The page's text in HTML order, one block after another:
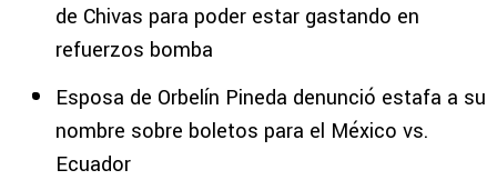
de Chivas para poder estar gastando en
refuerzos bomba
Esposa de Orbelín Pineda denunció estafa a su
nombre sobre boletos para el México vs.
Ecuador